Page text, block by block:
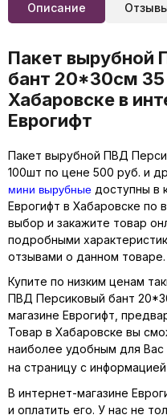
Описание
Пакет вырубной
бант 20*30см
Хабаровске в
Еврогифт
Пакет вырубной ПВД
100шт по цене 500 руб. и
мини вырубные доступны в
Еврогифт в Хабаровске по
выбор и закажите товар
подробными
отзывами о данном товаре.
Купите по низким ценам
ПВД Персиковый бант
магазине Еврогифт,
Товар в Хабаровске вы
наиболее удобным для
на страницу с
В интернет-магазине
и оплатить его. У нас не